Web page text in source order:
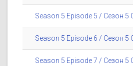
Season 5 Episode 5 / Сезон 5
Season 5 Episode 6 / Сезон 5
Season 5 Episode 7 / Сезон 5